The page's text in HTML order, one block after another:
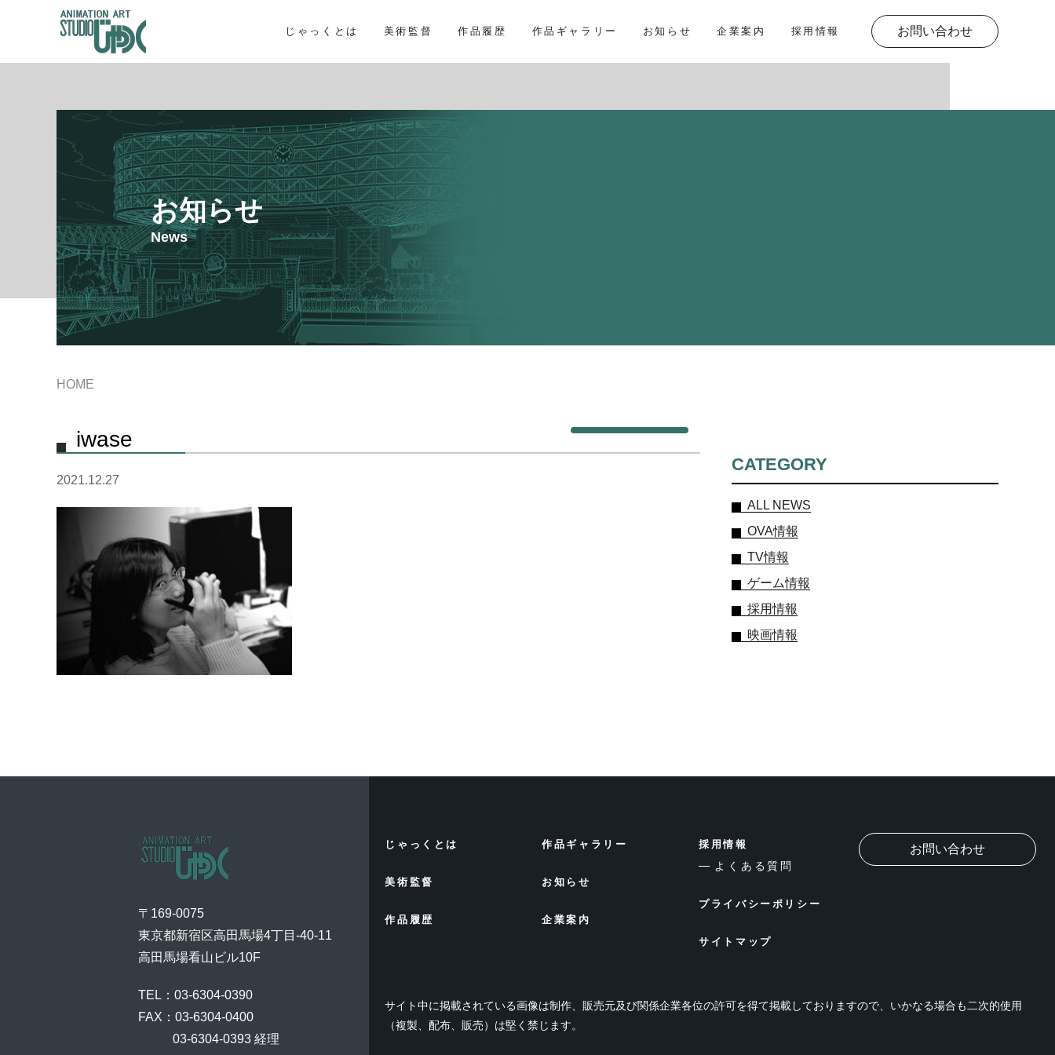
じゃっくとは 美術監督 作品履歴 作品ギャラリー お知らせ 企業案内 採用情報 お問い合わせ
お知らせ
News
HOME
iwase
2021.12.27
CATEGORY
ALL NEWS
OVA情報
TV情報
ゲーム情報
採用情報
映画情報
〒169-0075
東京都新宿区高田馬場4丁目-40-11
高田馬場看山ビル10F
TEL：03-6304-0390
FAX：03-6304-0400
03-6304-0393 経理
じゃっくとは
美術監督
作品履歴
作品ギャラリー
お知らせ
企業案内
採用情報
よくある質問
プライバシーポリシー
サイトマップ
お問い合わせ
サイト中に掲載されている画像は制作、販売元及び関係企業各位の許可を得て掲載しておりますので、いかなる場合も二次的使用
（複製、配布、販売）は堅く禁じます。